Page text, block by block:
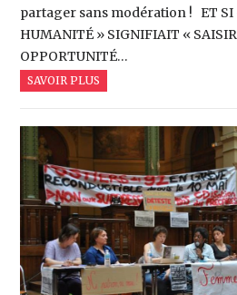
partager sans modération ! ET SI «
HUMANITÉ » SIGNIFIAIT «
OPPORTUNITÉ…
SAVOIR PLUS